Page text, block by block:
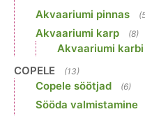
Akvaariumi pinnas
Akvaariumi karp (8)
Akvaariumi
COPELE (13)
Copele söötjad (6)
Sööda valmistamine